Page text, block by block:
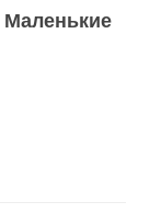
Маленькие